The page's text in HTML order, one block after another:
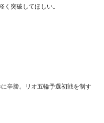
く突破してほしい。